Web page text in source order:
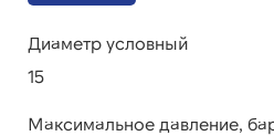
Диаметр условный
15
Максимальное давление,